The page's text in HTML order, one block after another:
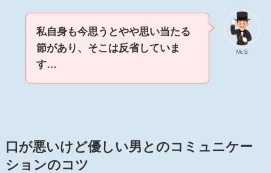
Mr.S
私自身も今思うとやや思い当たる
節があり、そこは反省していま
す…
口が悪いけど優しい男とのコミュニケー
ションのコツ